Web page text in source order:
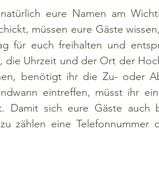
eure Namen am
müssen eure Gäste
für euch freihalten und
die Uhrzeit und der Ort der
benötigt ihr die Zu- oder
eintreffen, müsst ihr
Damit sich eure Gäste auch
zählen eine